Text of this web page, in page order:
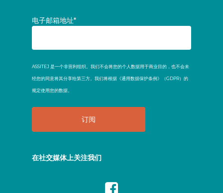
电子邮箱地址*
ASSITEJ 是一个非营利组织。我们不会将您的个人数据用于商业目的，也不会未
经您的同意将其分享给第三方。我们将根据《通用数据保护条例》（GDPR）的
规定使用您的数据。
在社交媒体上关注我们